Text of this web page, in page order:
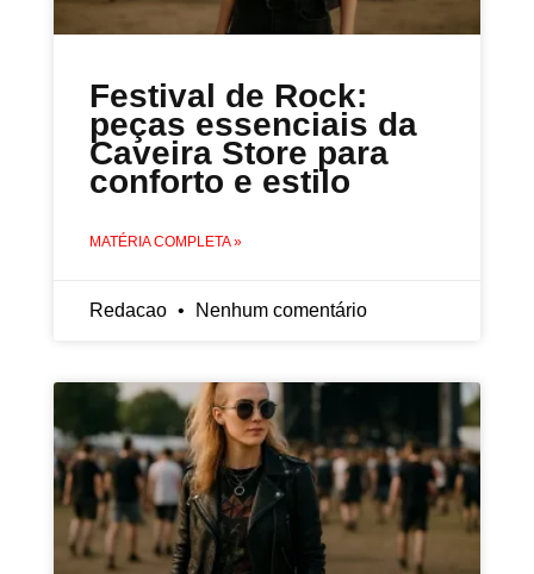
Festival de Rock:
peças essenciais da
Caveira Store para
conforto e estilo
MATÉRIA COMPLETA »
Redacao Nenhum comentário